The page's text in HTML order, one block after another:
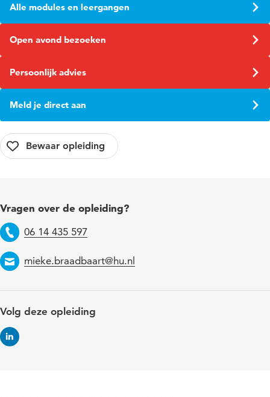
Alle modules en leergangen
Open avond bezoeken
Persoonlijk advies
Meld je direct aan
Vragen over de opleiding?
Telefoon
06 14 435 597
Email
mieke.braadbaart@hu.nl
Volg deze opleiding